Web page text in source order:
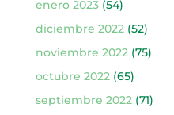
enero 2023(54)
diciembre 2022 (52)
noviembre 2022 (75)
octubre 2022 (65)
septiembre 2022 (71)